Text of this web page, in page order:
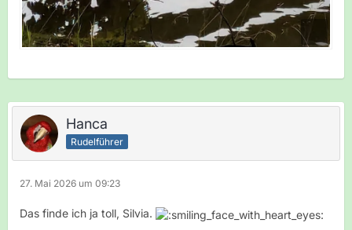
Hanca
Rudelführer
27. Mai 2026 um 09:23
Das finde ich ja toll, Silvia.